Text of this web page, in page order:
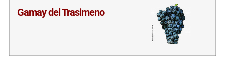
Gamay del Trasimeno